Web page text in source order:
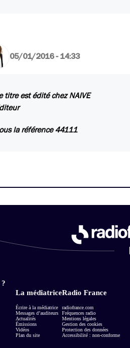
05/01/2016 - 14:33
titre est édité chez NAIVE
la référence 44111
La médiatrice
Écrire à la médiatrice
Messages d’auditeurs
Actualités
Émissions
Vidéos
Plan du site
Radio France
radiofrance.com
Fréquences radio
Mentions légales
Gestion des cookies
Protection des données
Accessibilité : non-conforme